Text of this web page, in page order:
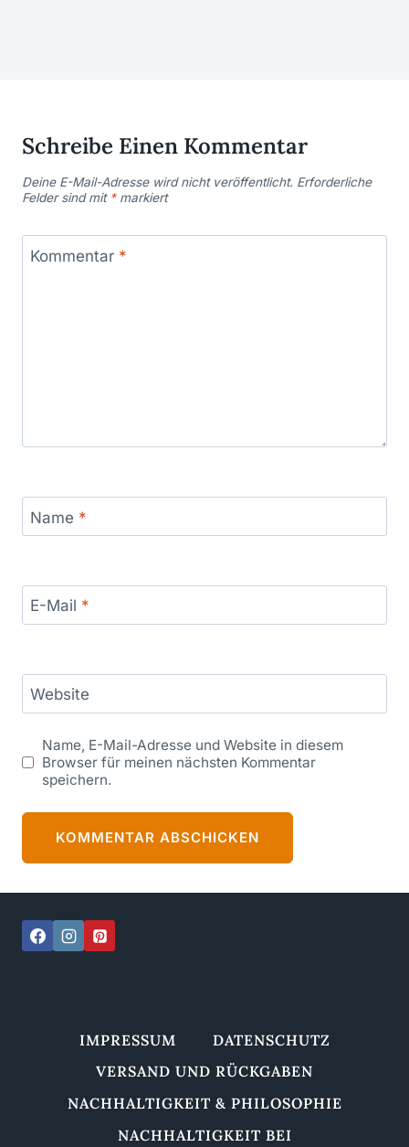
Schreibe Einen Kommentar
Deine E-Mail-Adresse wird nicht veröffentlicht. Erforderliche
Felder sind mit *markiert
Kommentar *
Name *
E-Mail *
Website
Name, E-Mail-Adresse und Website in diesem
Browser für meinen nächsten Kommentar
speichern.
IMPRESSUM
DATENSCHUTZ
VERSAND UND RÜCKGABEN
NACHHALTIGKEIT & PHILOSOPHIE
NACHHALTIGKEIT BEI